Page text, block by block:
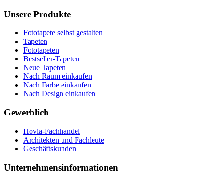
Unsere Produkte
Fototapete selbst gestalten
Tapeten
Fototapeten
Bestseller-Tapeten
Neue Tapeten
Nach Raum einkaufen
Nach Farbe einkaufen
Nach Design einkaufen
Gewerblich
Hovia-Fachhandel
Architekten und Fachleute
Geschäftskunden
Unternehmensinformationen